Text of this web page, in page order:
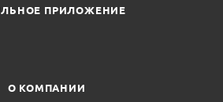
ПРИЛОЖЕНИЕ
О КОМПАНИИ